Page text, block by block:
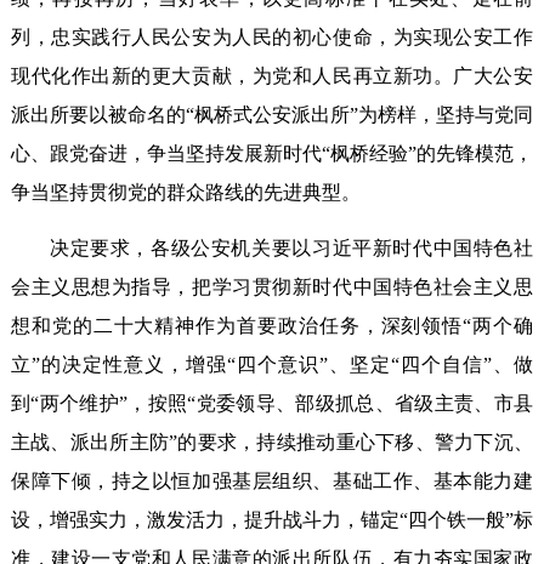
列，忠实践行人民公安为人民的初心使命，为实现公安工作
现代化作出新的更大贡献，为党和人民再立新功。广大公安
派出所要以被命名的“枫桥式公安派出所”为榜样，坚持与党同
心、跟党奋进，争当坚持发展新时代“枫桥经验”的先锋模范，
争当坚持贯彻党的群众路线的先进典型。
决定要求，各级公安机关要以习近平新时代中国特色社
会主义思想为指导，把学习贯彻新时代中国特色社会主义思
想和党的二十大精神作为首要政治任务，深刻领悟“两个确
立”的决定性意义，增强“四个意识”、坚定“四个自信”、做
到“两个维护”，按照“党委领导、部级抓总、省级主责、市县
主战、派出所主防”的要求，持续推动重心下移、警力下沉、
保障下倾，持之以恒加强基层组织、基础工作、基本能力建
设，增强实力，激发活力，提升战斗力，锚定“四个铁一般”标
准，建设一支党和人民满意的派出所队伍，有力夯实国家政